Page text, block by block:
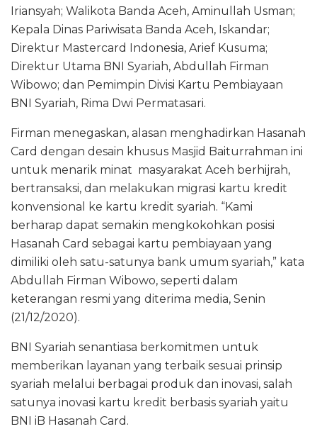
Iriansyah; Walikota Banda Aceh, Aminullah Usman;
Kepala Dinas Pariwisata Banda Aceh, Iskandar;
Direktur Mastercard Indonesia, Arief Kusuma;
Direktur Utama BNI Syariah, Abdullah Firman
Wibowo; dan Pemimpin Divisi Kartu Pembiayaan
BNI Syariah, Rima Dwi Permatasari.
Firman menegaskan, alasan menghadirkan Hasanah
Card dengan desain khusus Masjid Baiturrahman ini
untuk menarik minat masyarakat Aceh berhijrah,
bertransaksi, dan melakukan migrasi kartu kredit
konvensional ke kartu kredit syariah. “Kami
berharap dapat semakin mengkokohkan posisi
Hasanah Card sebagai kartu pembiayaan yang
dimiliki oleh satu-satunya bank umum syariah,” kata
Abdullah Firman Wibowo, seperti dalam
keterangan resmi yang diterima media, Senin
(21/12/2020).
BNI Syariah senantiasa berkomitmen untuk
memberikan layanan yang terbaik sesuai prinsip
syariah melalui berbagai produk dan inovasi, salah
satunya inovasi kartu kredit berbasis syariah yaitu
BNI iB Hasanah Card.